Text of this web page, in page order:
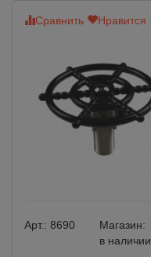
Сравнить Нравится
Арт.: 8690
Магазин:
в наличии